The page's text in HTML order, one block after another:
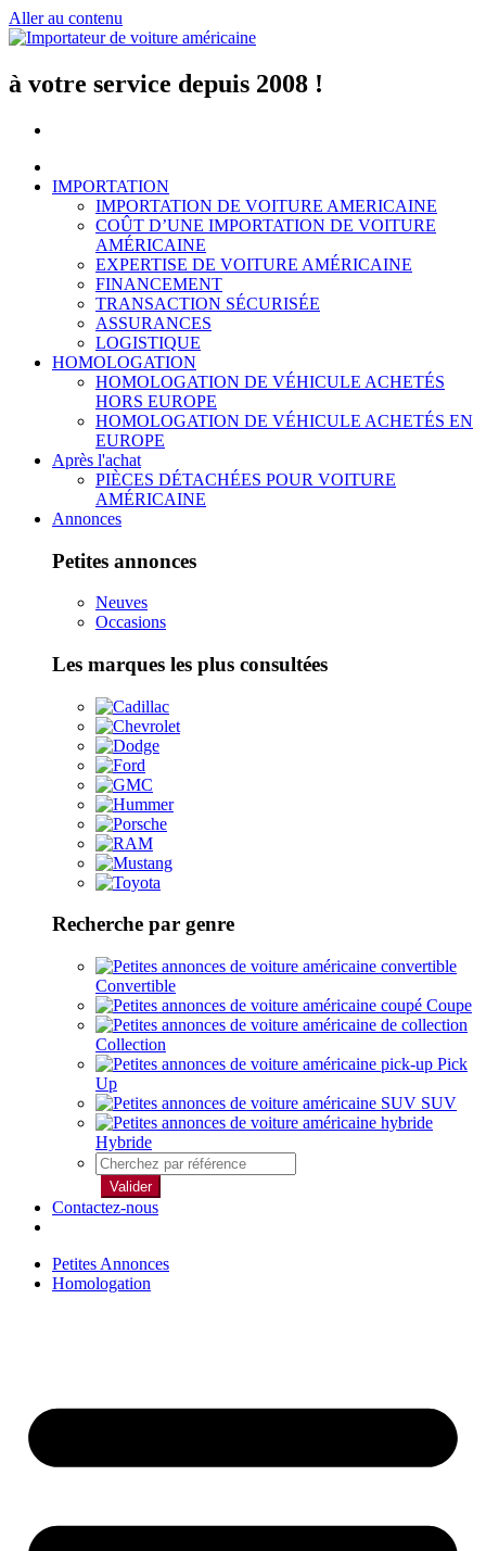
Aller au contenu
à votre service depuis 2008 !
IMPORTATION
IMPORTATION DE VOITURE AMERICAINE
COÛT D’UNE IMPORTATION DE VOITURE
AMÉRICAINE
EXPERTISE DE VOITURE AMÉRICAINE
FINANCEMENT
TRANSACTION SÉCURISÉE
ASSURANCES
LOGISTIQUE
HOMOLOGATION
HOMOLOGATION DE VÉHICULE ACHETÉS
HORS EUROPE
HOMOLOGATION DE VÉHICULE ACHETÉS EN
EUROPE
Après l'achat
PIÈCES DÉTACHÉES POUR VOITURE
AMÉRICAINE
Annonces
Petites annonces
Neuves
Occasions
Les marques les plus consultées
Recherche par genre
Convertible
Coupe
Collection
Pick
Up
SUV
Hybride
Valider
Contactez-nous
Petites Annonces
Homologation